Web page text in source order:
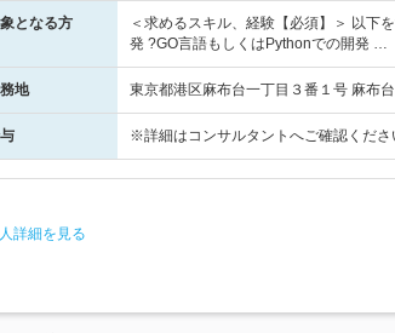
となる方
＜求めるスキル、経験【必須】＞ 以下
発 ?GO言語もしくはPythonでの開発 …
地 東京都港区麻布台一丁目３番１号 麻布
※詳細はコンサルタントへご確認くださ
詳細を見る